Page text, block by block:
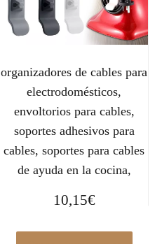
organizadores de cables para
electrodomésticos,
envoltorios para cables,
soportes adhesivos para
cables, soportes para cables
de ayuda en la cocina,
10,15€